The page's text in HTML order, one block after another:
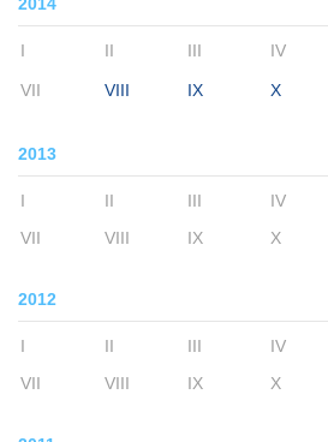
I II III IV
VII VIII IX X
2013
I II III IV
VII
VIII IX X
2012
I II III IV
VII
VIII IX X